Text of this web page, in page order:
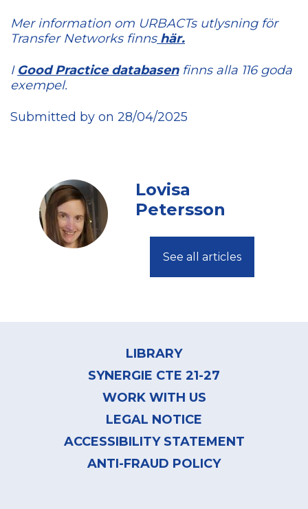
Mer information om URBACTs utlysning för
Transfer Networks finnshär.
I Good Practice databasenfinns alla 116 goda
exempel.
Submitted by on 28/04/2025
Lovisa
Petersson
See all articles
LIBRARY
SYNERGIE CTE 21-27
WORK WITH US
LEGAL NOTICE
ACCESSIBILITY STATEMENT
ANTI-FRAUD POLICY